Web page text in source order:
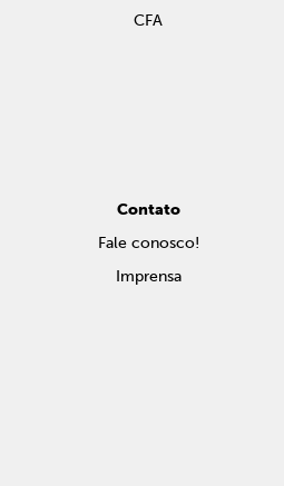
CFA
Contato
Fale conosco!
Imprensa